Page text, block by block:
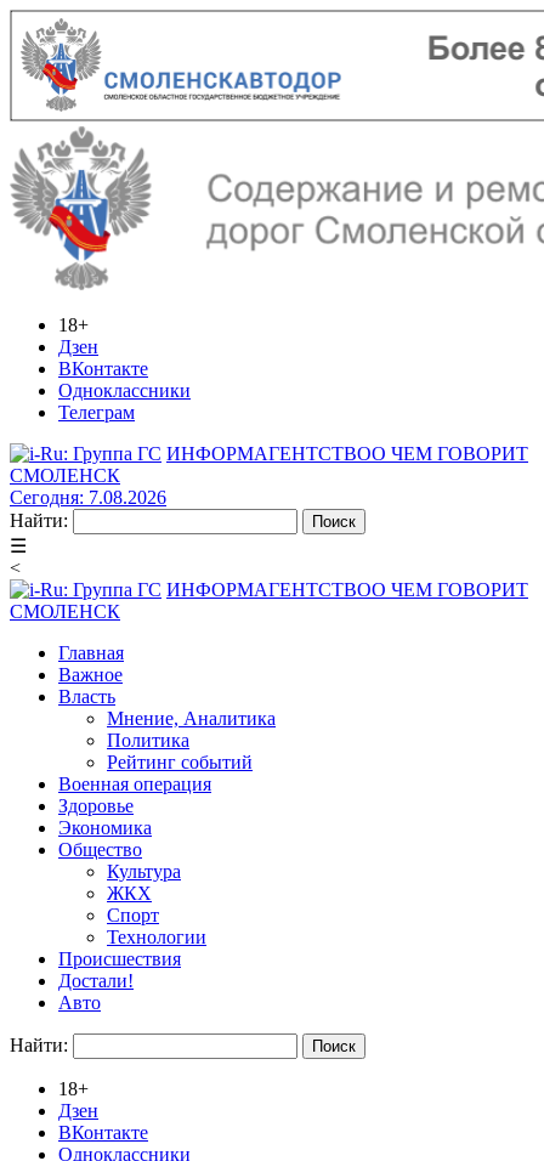
18+
Дзен
ВКонтакте
Одноклассники
Телеграм
ИНФОРМАГЕНТСТВОО ЧЕМ ГОВОРИТ
СМОЛЕНСК
Сегодня: 7.08.2026
Найти:
☰
<
ИНФОРМАГЕНТСТВОО ЧЕМ ГОВОРИТ
СМОЛЕНСК
Главная
Важное
Власть
Мнение, Аналитика
Политика
Рейтинг событий
Военная операция
Здоровье
Экономика
Общество
Культура
ЖКХ
Спорт
Технологии
Происшествия
Достали!
Авто
Найти:
18+
Дзен
ВКонтакте
Одноклассники